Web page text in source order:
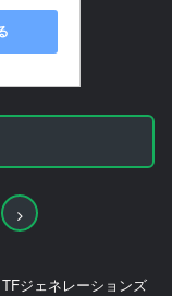
次
TFジェネレーションズ